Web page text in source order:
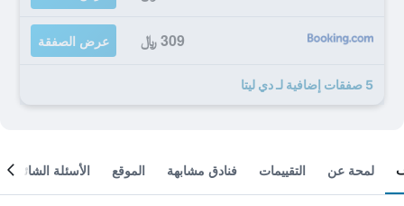
309 ﷼ عرض الصفقة
5 صفقات إضافية لـ دي ليتا
لمحة عن التقييمات فنادق مشابهة الموقع الأسئلة الشائعة